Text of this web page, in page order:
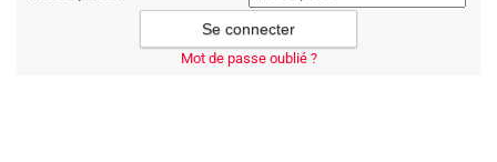
Mot de passe oublié ?